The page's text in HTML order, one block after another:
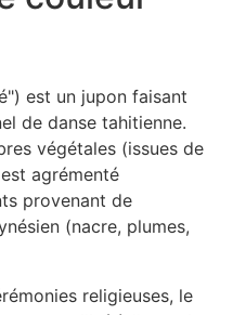
est un jupon faisant
de danse tahitienne.
végétales (issues de
agrémenté
provenant de
(nacre, plumes,
religieuses, le